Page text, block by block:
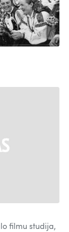
filmu studija,